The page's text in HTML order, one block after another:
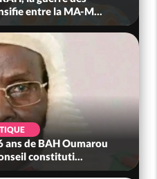
entre la MA-M...
ans de BAH Oumarou
constituti...